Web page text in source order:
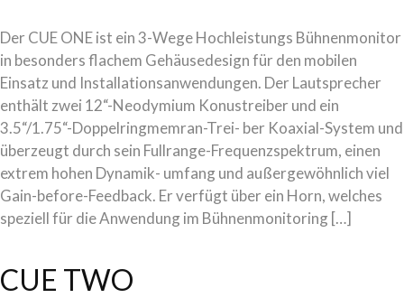
Der CUE ONE ist ein 3-Wege Hochleistungs Bühnenmonitor
in besonders flachem Gehäusedesign für den mobilen
Einsatz und Installationsanwendungen. Der Lautsprecher
enthält zwei 12“-Neodymium Konustreiber und ein
3.5“/1.75“-Doppelringmemran-Trei- ber Koaxial-System und
überzeugt durch sein Fullrange-Frequenzspektrum, einen
extrem hohen Dynamik- umfang und außergewöhnlich viel
Gain-before-Feedback. Er verfügt über ein Horn, welches
speziell für die Anwendung im Bühnenmonitoring […]
CUE TWO